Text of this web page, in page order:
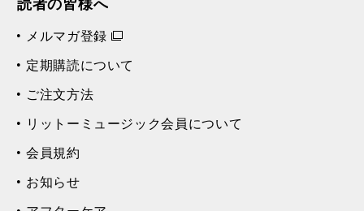
読者の皆様へ
メルマガ登録
定期購読について
ご注文方法
リットーミュージック会員について
会員規約
お知らせ